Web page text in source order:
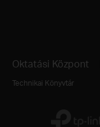
Oktatási Központ
Technikai Könyvtár